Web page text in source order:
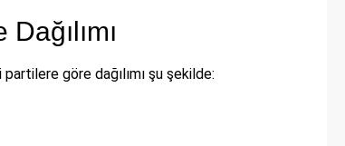
göre dağılımı şu şekilde: